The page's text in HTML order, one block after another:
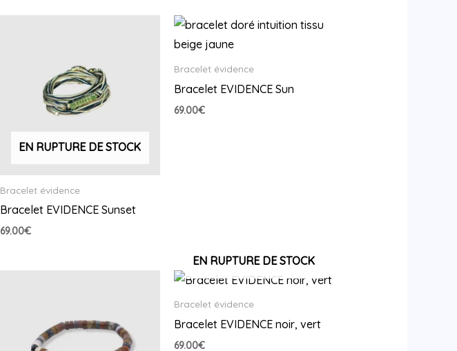
EN RUPTURE DE STOCK
Bracelet évidence
Bracelet EVIDENCE Sunset
69.00€
Bracelet évidence
Bracelet EVIDENCE Sun
69.00€
EN RUPTURE DE STOCK
Bracelet évidence
Bracelet EVIDENCE noir, vert
69.00€